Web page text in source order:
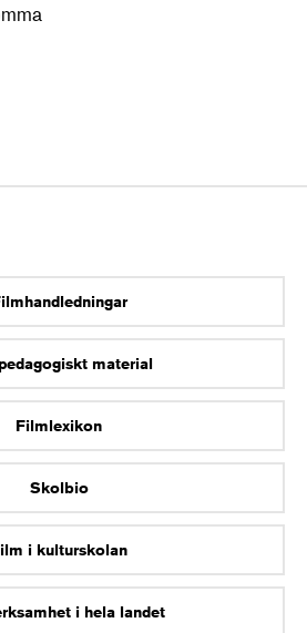
material
Filmlexikon
Skolbio
i kulturskolan
i hela landet